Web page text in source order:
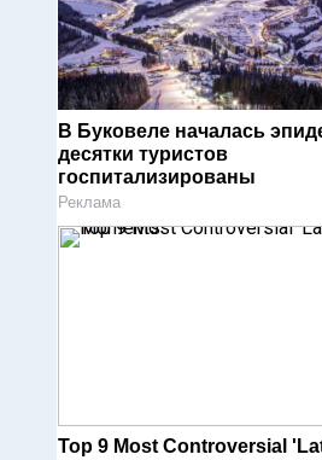
В Буковеле началась
десятки туристов
госпитализированы
Реклама
Top 9 Most Controversial